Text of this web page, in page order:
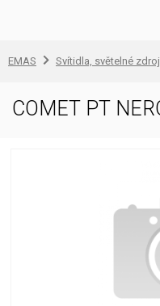
EMAS Svítidla, světelné
COMET PT